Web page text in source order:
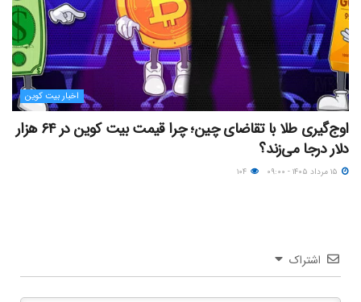
اخبار بیت کوین
اوج‌گیری طلا با تقاضای چین؛ چرا قیمت بیت کوین در ۶۴ هزار
دلار درجا می‌زند؟
اشتراک